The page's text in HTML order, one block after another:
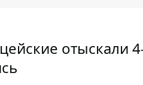
отыскали